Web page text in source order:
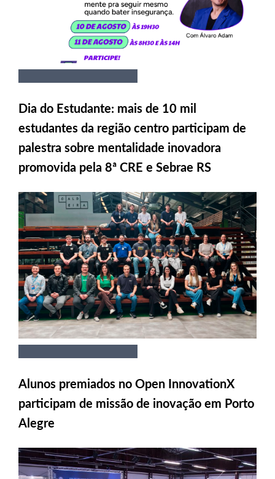
Dia do Estudante: mais de 10 mil
estudantes da região centro participam de
palestra sobre mentalidade inovadora
promovida pela 8ª CRE e Sebrae RS
Alunos premiados no Open InnovationX
participam de missão de inovação em Porto
Alegre